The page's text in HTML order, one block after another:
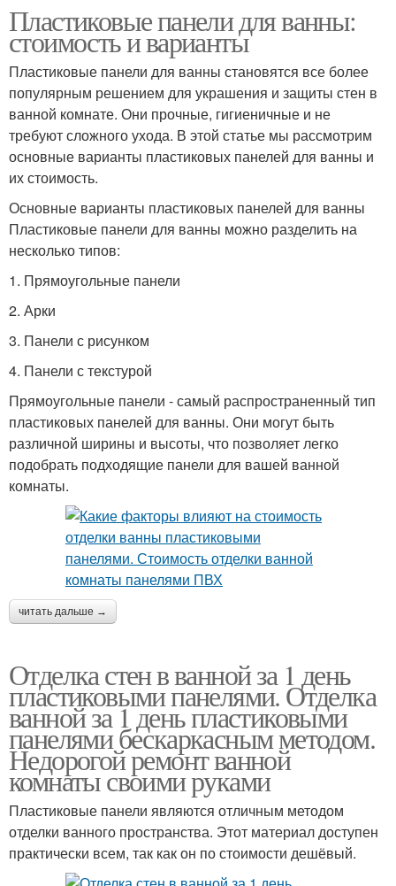
Пластиковые панели для ванны:
стоимость и варианты
Пластиковые панели для ванны становятся все более
популярным решением для украшения и защиты стен в
ванной комнате. Они прочные, гигиеничные и не
требуют сложного ухода. В этой статье мы рассмотрим
основные варианты пластиковых панелей для ванны и
их стоимость.
Основные варианты пластиковых панелей для ванны
Пластиковые панели для ванны можно разделить на
несколько типов:
1. Прямоугольные панели
2. Арки
3. Панели с рисунком
4. Панели с текстурой
Прямоугольные панели - самый распространенный тип
пластиковых панелей для ванны. Они могут быть
различной ширины и высоты, что позволяет легко
подобрать подходящие панели для вашей ванной
комнаты.
читать дальше →
Отделка стен в ванной за 1 день
пластиковыми панелями. Отделка
ванной за 1 день пластиковыми
панелями бескаркасным методом.
Недорогой ремонт ванной
комнаты своими руками
Пластиковые панели являются отличным методом
отделки ванного пространства. Этот материал доступен
практически всем, так как он по стоимости дешёвый.